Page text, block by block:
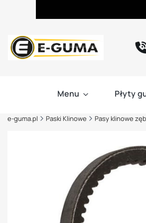
Menu Płyty
e-guma.pl Paski Klinowe Pasy klinowe